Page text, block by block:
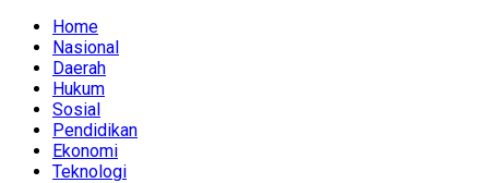
Home
Nasional
Daerah
Hukum
Sosial
Pendidikan
Ekonomi
Teknologi